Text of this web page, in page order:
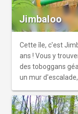
formule théâtre –
Jimbaloo
Cette île, c'est
ans ! Vous y
des toboggans
un mur
pour toute la tribu
sur mesure pour